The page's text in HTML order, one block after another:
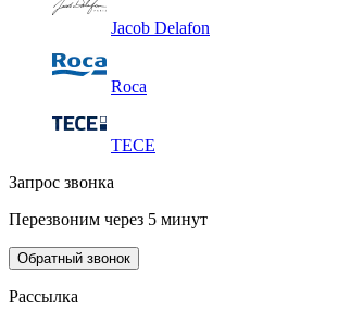
Jacob Delafon
Roca
TECE
Запрос звонка
Перезвоним через 5 минут
Обратный звонок
Рассылка